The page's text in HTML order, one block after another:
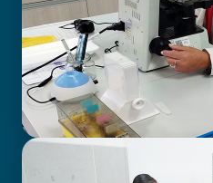
LABORATORIO